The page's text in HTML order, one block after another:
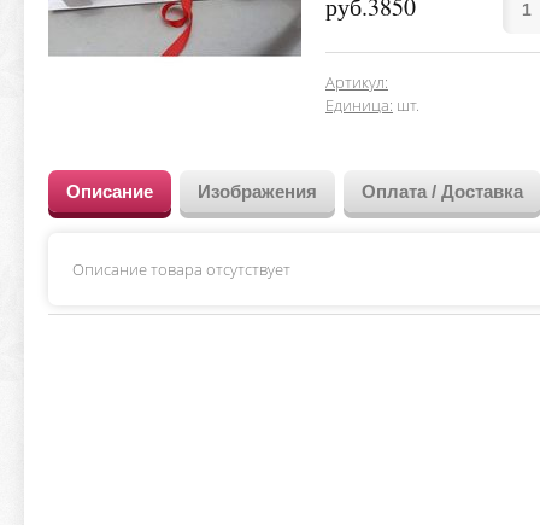
руб.3850
Артикул:
Единица: шт.
Описание Изображения Оплата / Доставка
Описание товара отсутствует